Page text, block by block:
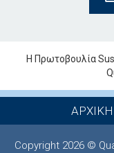
Η Πρωτοβουλία
Copyright 2026 ©